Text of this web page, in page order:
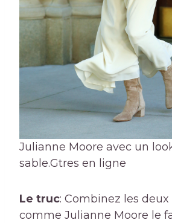
Julianne Moore avec un
sable.Gtres en ligne
Le truc: Combinez les
comme Julianne Moore le